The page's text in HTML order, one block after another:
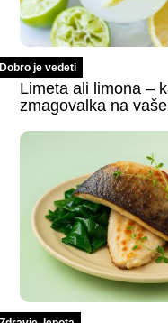
Dobro je vedeti
Limeta ali limona –
zmagovalka na